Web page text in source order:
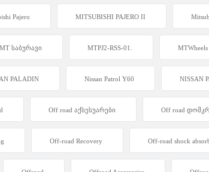
Pajero MITSUBISHI PAJERO II
MT საბურავი MTPJ2-RSS-01. MTWheels
PALADIN Nissan Patrol Y60 NISSAN
Off road აქსესუარები Off road
Off-road Recovery Off-road shock